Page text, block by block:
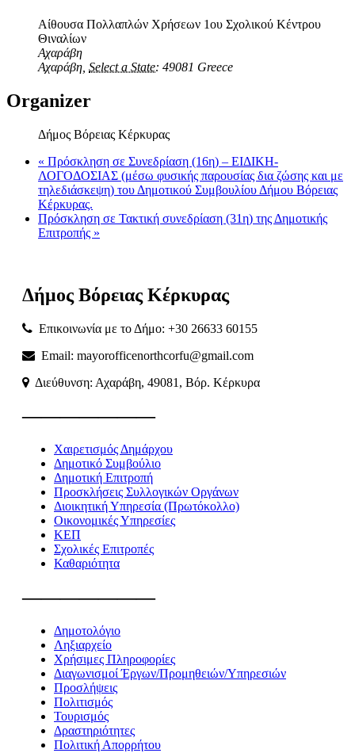
Αίθουσα Πολλαπλών Χρήσεων 1ου Σχολικού Κέντρου
Θιναλίων
Αχαράβη
Αχαράβη Select a State: 49081 Greece
Organizer
Δήμος Βόρειας Κέρκυρας
« Πρόσκληση σε Συνεδρίαση (16η) – ΕΙΔΙΚΗ-
ΛΟΓΟΔΟΣΙΑΣ (μέσω φυσικής παρουσίας δια ζώσης και με
τηλεδιάσκεψη) του Δημοτικού Συμβουλίου Δήμου Βόρειας
Κέρκυρας.
Πρόσκληση σε Τακτική συνεδρίαση (31η) της Δημοτικής
Επιτροπής »
Δήμος Βόρειας Κέρκυρας
Επικοινωνία με το Δήμο: +30 26633 60155
Email: mayorofficenorthcorfu@gmail.com
Διεύθυνση: Αχαράβη, 49081, Βόρ. Κέρκυρα
———————
Χαιρετισμός Δημάρχου
Δημοτικό Συμβούλιο
Δημοτική Επιτροπή
Προσκλήσεις Συλλογικών Οργάνων
Διοικητική Υπηρεσία (Πρωτόκολλο)
Οικονομικές Υπηρεσίες
ΚΕΠ
Σχολικές Επιτροπές
Καθαριότητα
———————
Δημοτολόγιο
Ληξιαρχείο
Χρήσιμες Πληροφορίες
Διαγωνισμοί Έργων/Προμηθειών/Υπηρεσιών
Προσλήψεις
Πολιτισμός
Τουρισμός
Δραστηριότητες
Πολιτική Απορρήτου